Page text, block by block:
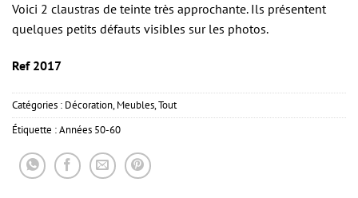
Voici 2 claustras de teinte très approchante. Ils présentent
quelques petits défauts visibles sur les photos.
Ref 2017
Catégories : Décoration,Meubles,Tout
Étiquette :Années 50-60